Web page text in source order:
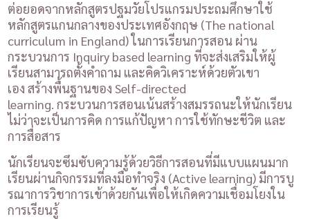
ต่อยอดจากหลักสูตรปฐมวัยโปรแกรมประถมศึกษาใช้
หลักสูตรแกนกลางของประเทศอังกฤษ (The national
curriculum in England) ในการเรียนการสอน ผ่าน
กระบวนการ Inquiry based learning ที่จะส่งเสริมให้ผู้
เรียนสามารถตั้งคำถาม และคิดวิเคราะห์ด้วยตัวเขา
เอง สร้างพื้นฐานของ Self-directed
learning. กระบวนการสอนเน้นสร้างสมรรถนะให้นักเรียน
ไม่ว่าจะเป็นการคิด การแก้ปัญหา การใช้ทักษะชีวิต และ
การสื่อสาร
นักเรียนจะซึมซับความรู้ด้วยวิธีการสอนที่มีแบบแผนมาก
เรียนผ่านกิจกรรมที่ลงมือทำจริง (Active learning) มีการบู
รณาการวิชาการเข้าด้วยกันเพื่อให้เกิดความเชื่อมโยงใน
การเรียนรู้